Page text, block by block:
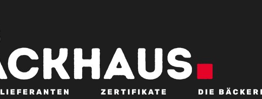
LIEFERANTEN ZERTIFIKATE DIE